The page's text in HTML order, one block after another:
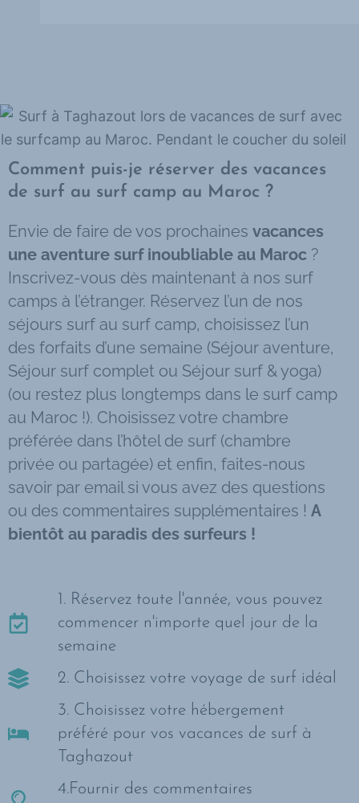
Comment puis-je réserver des vacances
de surf au surf camp au Maroc ?​
Envie de faire de vos prochaines vacances
une aventure surf inoubliable au Maroc ?
Inscrivez-vous dès maintenant à nos surf
camps à l’étranger. Réservez l’un de nos
séjours surf au surf camp, choisissez l’un
des forfaits d’une semaine (Séjour aventure,
Séjour surf complet ou Séjour surf & yoga)
(ou restez plus longtemps dans le surf camp
au Maroc !). Choisissez votre chambre
préférée dans l’hôtel de surf (chambre
privée ou partagée) et enfin, faites-nous
savoir par email si vous avez des questions
ou des commentaires supplémentaires ! A
bientôt au paradis des surfeurs !
1. Réservez toute l'année, vous pouvez
commencer n'importe quel jour de la
semaine
2. Choisissez votre voyage de surf idéal
3. Choisissez votre hébergement
préféré pour vos vacances de surf à
Taghazout
4.Fournir des commentaires